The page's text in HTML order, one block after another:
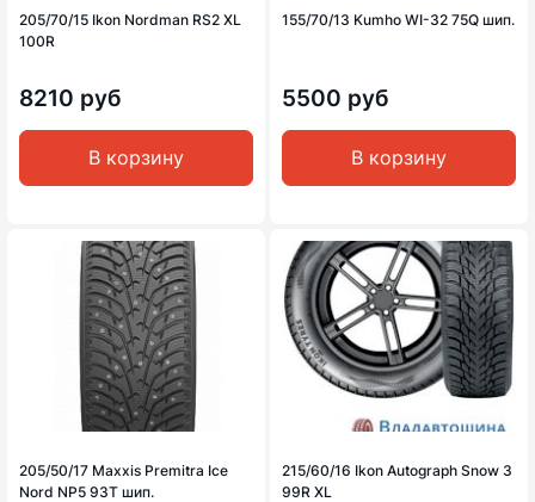
205/70/15 Ikon Nordman RS2 XL
100R
8210 руб
В корзину
155/70/13 Kumho WI-32 75Q шип.
5500 руб
В корзину
205/50/17 Maxxis Premitra Ice
Nord NP5 93T шип.
215/60/16 Ikon Autograph Snow 3
99R XL